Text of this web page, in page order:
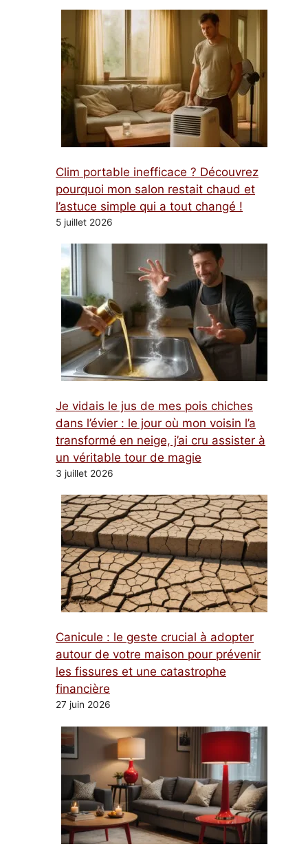
Clim portable inefficace ? Découvrez
pourquoi mon salon restait chaud et
l’astuce simple qui a tout changé !
5 juillet 2026
Je vidais le jus de mes pois chiches
dans l’évier : le jour où mon voisin l’a
transformé en neige, j’ai cru assister à
un véritable tour de magie
3 juillet 2026
Canicule : le geste crucial à adopter
autour de votre maison pour prévenir
les fissures et une catastrophe
financière
27 juin 2026